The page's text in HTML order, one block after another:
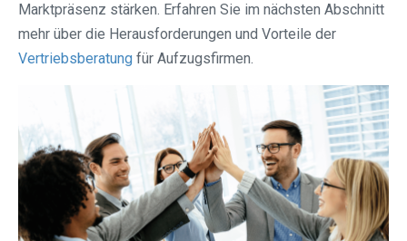
Marktpräsenz stärken. Erfahren Sie im nächsten Abschnitt
mehr über die Herausforderungen und Vorteile der
Vertriebsberatung für Aufzugsfirmen.